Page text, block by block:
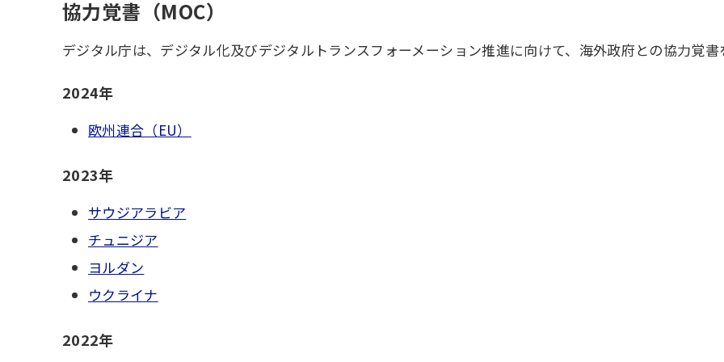
協力覚書（MOC）
デジタル庁は、デジタル化及びデジタルトランスフォーメーション推進に向けて、海外政府との協力覚書
2024年
欧州連合（EU）
2023年
サウジアラビア
チュニジア
ヨルダン
ウクライナ
2022年